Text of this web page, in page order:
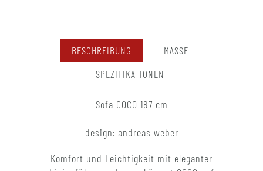
BESCHREIBUNG
MASSE
SPEZIFIKATIONEN
Sofa COCO 187 cm
design: andreas weber
Komfort und Leichtigkeit mit eleganter